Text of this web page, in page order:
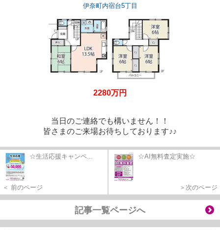
伊奈町内宿台5丁目
2280万円
当日のご連絡でも構いません！！
皆さまのご来場お待ちしております♪♪
☆生活応援キャンペ...
＜ 前のページ
☆AI無料査定実施☆
＞次のページ
記事一覧ページへ